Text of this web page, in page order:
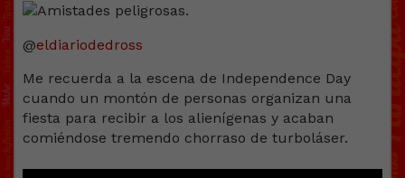
@eldiariodedross
Me recuerda a la escena de Independence Day
cuando un montón de personas organizan una
fiesta para recibir a los alienígenas y acaban
comiéndose tremendo chorraso de turboláser.